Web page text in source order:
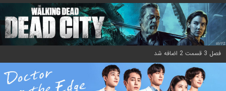
فصل 3 قسمت 2 اضافه شد